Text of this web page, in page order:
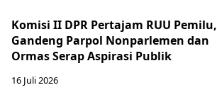
Komisi II DPR Pertajam RUU Pemilu,
Gandeng Parpol Nonparlemen dan
Ormas Serap Aspirasi Publik
16 Juli 2026